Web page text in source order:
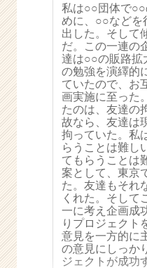
が
届
く
就
活
サ
イ
ト
チ
ア
キ
ャ
リ
ア
（C
h
e
e
私は○○団体で○○
めに、○○などを
出した。そして
だ。この一連の
達は○○の販路拡
の勉強を演繹的
ていたので、お
画実施に至った
たのは、友達の
故なら、友達は
拘っていた。私
らうことは難し
てもらうことは
案として、東京
た。友達もそれ
くれた。そして
一に考え企画成
りプロジェクト
意見を一方的に
の意見にしっか
ジェクトが成功